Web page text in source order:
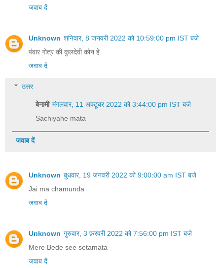
जवाब दें
Unknown शनिवार, 8 जनवरी 2022 को 10:59:00 pm IST बजे
पंवार गोत्र की कुलदेवी कोन हे
जवाब दें
उत्तर
बेनामी मंगलवार, 11 अक्टूबर 2022 को 3:44:00 pm IST बजे
Sachiyahe mata
जवाब दें
Unknown बुधवार, 19 जनवरी 2022 को 9:00:00 am IST बजे
Jai ma chamunda
जवाब दें
Unknown गुरुवार, 3 फ़रवरी 2022 को 7:56:00 pm IST बजे
Mere Bede see setamata
जवाब दें